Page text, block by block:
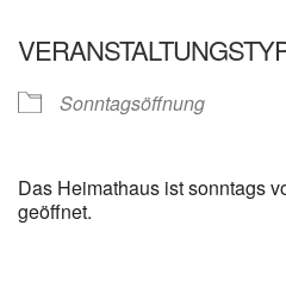
Sonntagsöffnung
Das Heimathaus ist sonntags
geöffnet.